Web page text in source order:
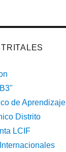
de Aprendizaje
Distrito
LCIF